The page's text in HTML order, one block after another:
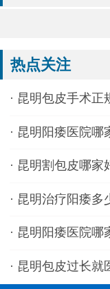
热点关注
· 昆明包皮手术正
全恢复快
· 昆明阳痿医院哪
排名，就诊前必
· 昆明割包皮哪家
做完当天走
· 昆明治疗阳痿多
花冤枉钱！
· 昆明阳痿医院哪
前三
· 昆明包皮过长就